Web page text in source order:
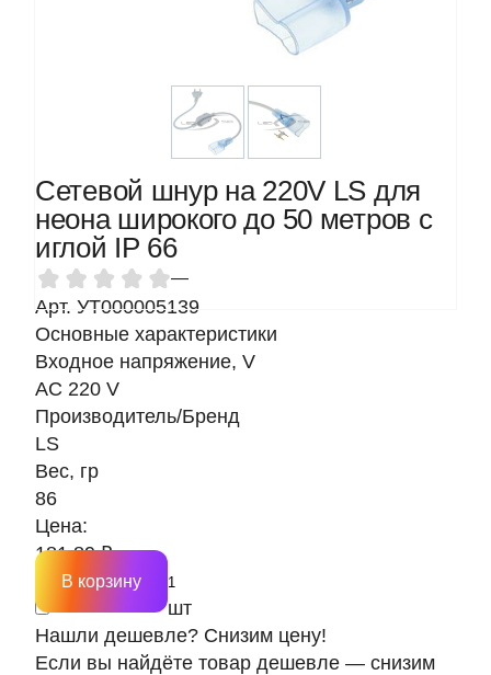
Сетевой шнур на 220V LS для
неона широкого до 50 метров с
иглой IP 66
—
Арт. УТ000005139
Основные характеристики
Входное напряжение, V
AC 220 V
Производитель/Бренд
LS
Вес, гр
86
Цена:
181.89 ₽
шт
В корзину
Нашли дешевле? Снизим цену!
Если вы найдёте товар дешевле — снизим